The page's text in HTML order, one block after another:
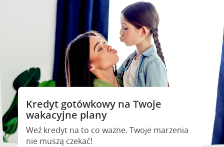
Kredyt gotówkowy na Twoje
wakacyjne plany
Weź kredyt na to co ważne. Twoje marzenia
nie muszą czekać!